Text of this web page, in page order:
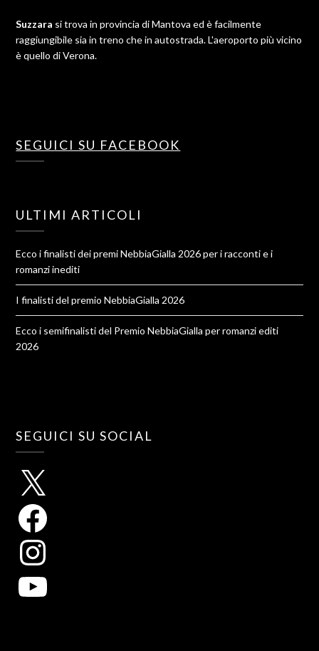
Suzzara si trova in provincia di Mantova ed è facilmente
raggiungibile sia in treno che in autostrada. L'aeroporto più vicino
è quello di Verona.
SEGUICI SU FACEBOOK
ULTIMI ARTICOLI
Ecco i finalisti dei premi NebbiaGialla 2026 per i racconti e i
romanzi inediti
I finalisti del premio NebbiaGialla 2026
Ecco i semifinalisti del Premio NebbiaGialla per romanzi editi
2026
SEGUICI SU SOCIAL